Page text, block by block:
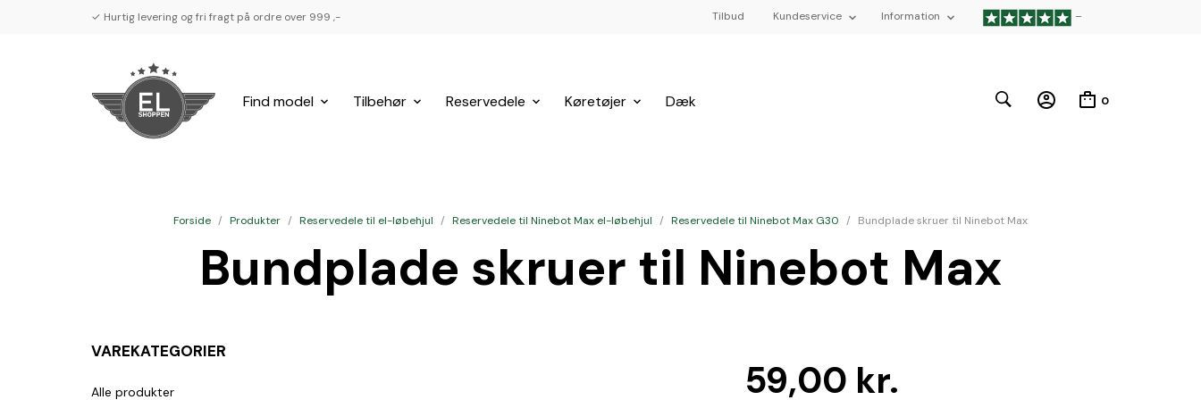
✓ Hurtig levering og fri fragt på ordre over 999 ,- Tilbud Kundeservice Information –
Find model Tilbehør Reservedele Køretøjer Dæk 0
Forside / Produkter / Reservedele til el-løbehjul / Reservedele til Ninebot Max el-løbehjul / Reservedele til Ninebot Max G30 / Bundplade skruer til Ninebot Max
Bundplade skruer til Ninebot Max
VAREKATEGORIER
Alle produkter 59,00 kr.